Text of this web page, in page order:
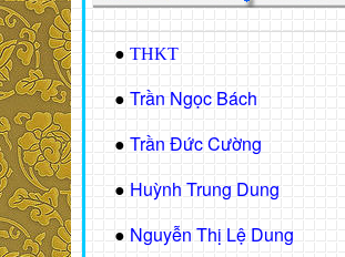
● THKT
● Trần Ngọc Bách
● Trần Đức Cường
● Huỳnh Trung Dung
● Nguyễn Thị Lệ Dung